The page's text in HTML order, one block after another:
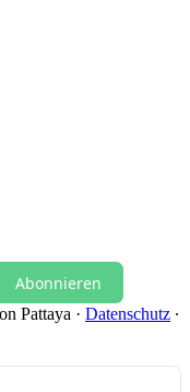
Abonnieren
Pattaya · Datenschutz ∙